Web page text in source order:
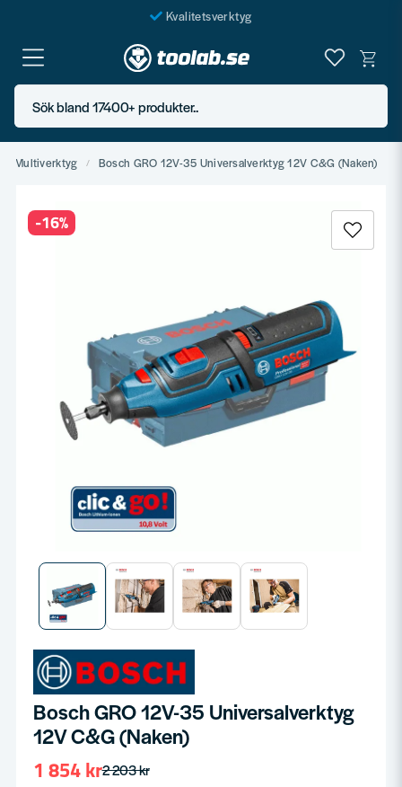
Kvalitetsverktyg
Fraktfritt över 999 SEK*
En järnhandel för alla
Butik i Göteborg
Sök bland 17400+ produkter..
Multiverktyg Bosch GRO 12V-35 Universalverktyg 12V C&G (Naken)
-16%
Bosch GRO 12V-35 Universalverktyg
12V C&G (Naken)
2 203 kr
1 854 kr